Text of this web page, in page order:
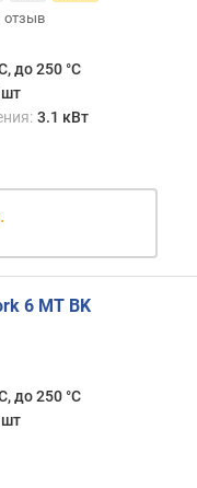
отзыв
до 250 °C
3.1 кВт
6 MT BK
до 250 °C